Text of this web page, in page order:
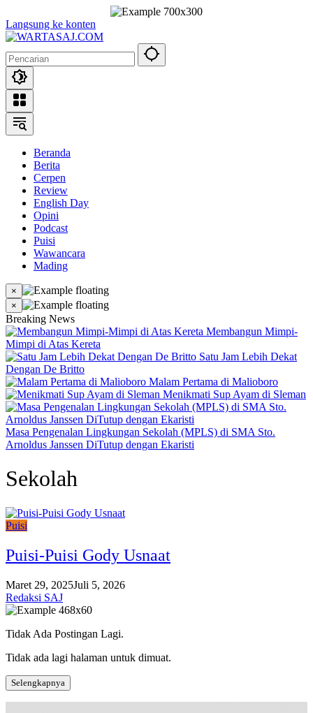
Langsung ke konten
Beranda
Berita
Cerpen
Review
English Day
Opini
Podcast
Puisi
Wawancara
Mading
×
×
Breaking News
Membangun Mimpi-
Mimpi di Atas Kereta
Satu Jam Lebih Dekat
Dengan De Britto
Malam Pertama di Malioboro
Menikmati Sup Ayam di Sleman
Masa Pengenalan Lingkungan Sekolah (MPLS) di SMA Sto.
Arnoldus Janssen DiTutup dengan Ekaristi
Sekolah
Puisi
Puisi-Puisi Gody Usnaat
Maret 29, 2025Juli 5, 2026
Redaksi SAJ
Tidak Ada Postingan Lagi.
Tidak ada lagi halaman untuk dimuat.
Selengkapnya